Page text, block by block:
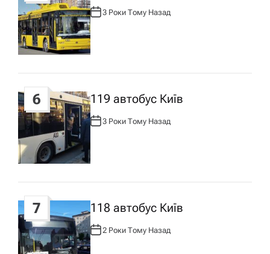
А
В
Т
О
Р
:
3 Роки Тому Назад
6 119 автобус Київ
А
Р
:
3 Роки Тому Назад
7 118 автобус Київ
А
В
Т
2 Роки Тому Назад